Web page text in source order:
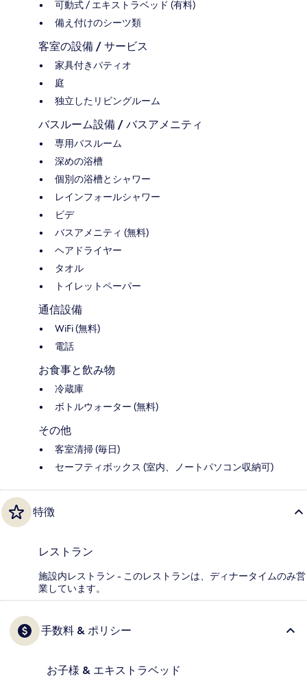
可動式 / エキストラベッド (有料)
備え付けのシーツ類
客室の設備 / サービス
家具付きパティオ
庭
独立したリビングルーム
バスルーム設備 / バスアメニティ
専用バスルーム
深めの浴槽
個別の浴槽とシャワー
レインフォールシャワー
ビデ
バスアメニティ (無料)
ヘアドライヤー
タオル
トイレットペーパー
通信設備
WiFi (無料)
電話
お食事と飲み物
冷蔵庫
ボトルウォーター (無料)
その他
客室清掃 (毎日)
セーフティボックス (室内、ノートパソコン収納可)
特徴
レストラン
施設内レストラン - このレストランは、ディナータイムのみ営
業しています。
手数料 & ポリシー
お子様 & エキストラベッド